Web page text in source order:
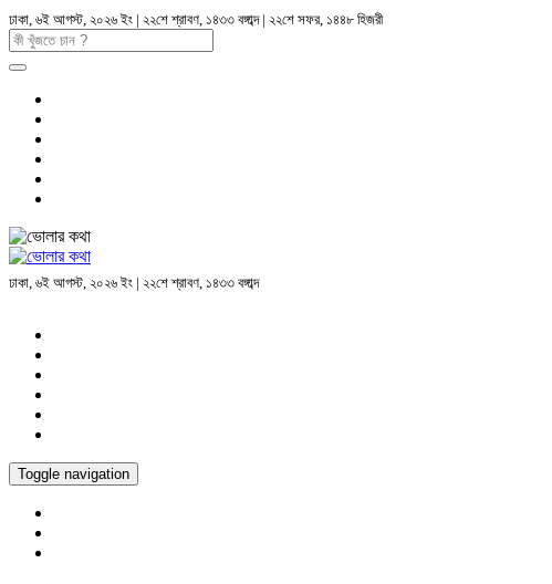
ঢাকা, ৬ই আগস্ট, ২০২৬ ইং | ২২শে শ্রাবণ, ১৪৩৩ বঙ্গাব্দ | ২২শে সফর, ১৪৪৮ হিজরী
ঢাকা, ৬ই আগস্ট, ২০২৬ ইং | ২২শে শ্রাবণ, ১৪৩৩ বঙ্গাব্দ
Toggle navigation